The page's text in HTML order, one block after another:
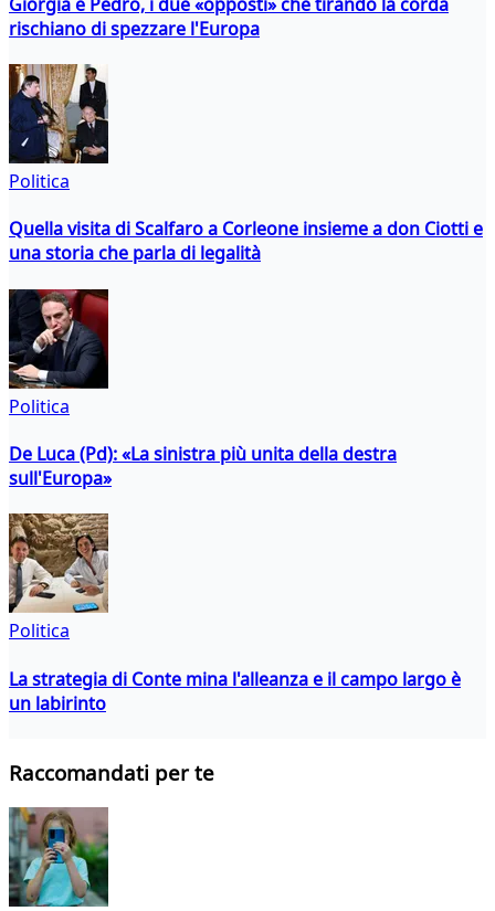
rischiano di spezzare l'Europa
Politica
Quella visita di Scalfaro a Corleone insieme a don Ciotti e
una storia che parla di legalità
Politica
De Luca (Pd): «La sinistra più unita della destra
sull'Europa»
Politica
La strategia di Conte mina l'alleanza e il campo largo è
un labirinto
Raccomandati per te